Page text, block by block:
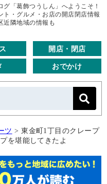
「葛飾つうしん」へようこそ！
ト・グルメ・お店の開店閉店情報
近隣地域の情報も
開店・閉店
おでかけ
ツ > 東金町1丁目のクレープ
を堪能してきたよ